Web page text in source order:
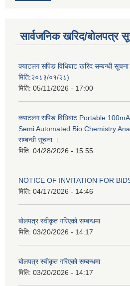
सार्वजनिक खरिद/बोलपत्र
क्याटलग सपिङ विधिबाट खरिद सम्बन्धी
मिति:२०८३/०१/२८)
मिति: 05/11/2026 - 17:00
क्याटलग सपिङ विधिबाट Portable
Semi Automated Bio Chemistry
सम्बन्धी सूचना ।
मिति: 04/28/2026 - 15:55
NOTICE OF INVITATION FOR
मिति: 04/17/2026 - 14:46
बोलपत्र स्वीकृत गरिएको सम्बन्धमा
मिति: 03/20/2026 - 14:17
बोलपत्र स्वीकृत गरिएको सम्बन्धमा
मिति: 03/20/2026 - 14:17